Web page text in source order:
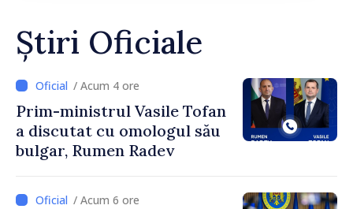
Știri Oficiale
/ Acum 4 ore
Prim-ministrul Vasile Tofan
a discutat cu omologul său
bulgar, Rumen Radev
/ Acum 6 ore